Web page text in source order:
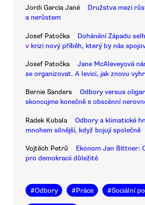
Jordi Garcia Jané
Družstva mezi
a nerůstem
Josef Patočka
Dohánění Západu
v krizi nový příběh, který by nás
Josef Patočka
Jane McAleveyová
se organizovat. A levici, jak znovu
Bernie Sanders
Odbory versus
skoncujme konečně s obscénní
Radek Kubala
Odbory a klimatické
mnohem silnější, když bojují společně
Vojtěch Petrů
Ekonom Jan Bittner:
pro demokracii důležité
#Odbory #Práce #Sociální